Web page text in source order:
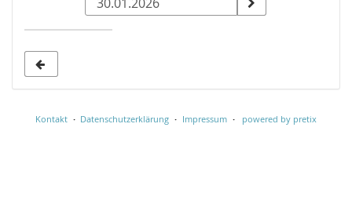
zur
Anzeige
Kontakt Datenschutzerklärung Impressum powered by pretix